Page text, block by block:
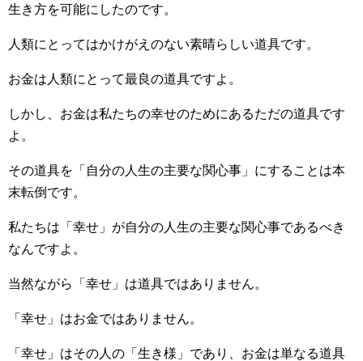
生き方を可能にしたのです。
人類にとってはかけがえのない素晴らしい道具です。
お金は人類にとって最良の道具ですよ。
しかし、お金は私たちの幸せのためにあるただの道具です
よ。
その道具を「自分の人生の主要な関心事」にすることは本
末転倒です。
私たちは「幸せ」が自分の人生の主要な関心事であるべき
なんですよ。
当然ながら「幸せ」は道具ではありません。
「幸せ」はお金ではありません。
「幸せ」はその人の「生き様」であり、お金は単なる道具